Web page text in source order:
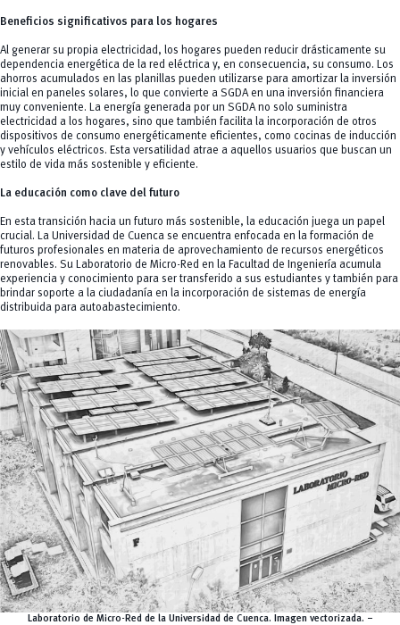
Beneficios significativos para los hogares
Al generar su propia electricidad, los hogares pueden reducir drásticamente su
dependencia energética de la red eléctrica y, en consecuencia, su consumo. Los
ahorros acumulados en las planillas pueden utilizarse para amortizar la inversión
inicial en paneles solares, lo que convierte a SGDA en una inversión financiera
muy conveniente. La energía generada por un SGDA no solo suministra
electricidad a los hogares, sino que también facilita la incorporación de otros
dispositivos de consumo energéticamente eficientes, como cocinas de inducción
y vehículos eléctricos. Esta versatilidad atrae a aquellos usuarios que buscan un
estilo de vida más sostenible y eficiente.
La educación como clave del futuro
En esta transición hacia un futuro más sostenible, la educación juega un papel
crucial. La Universidad de Cuenca se encuentra enfocada en la formación de
futuros profesionales en materia de aprovechamiento de recursos energéticos
renovables. Su Laboratorio de Micro-Red en la Facultad de Ingeniería acumula
experiencia y conocimiento para ser transferido a sus estudiantes y también para
brindar soporte a la ciudadanía en la incorporación de sistemas de energía
distribuida para autoabastecimiento.
Laboratorio de Micro-Red de la Universidad de Cuenca. Imagen vectorizada. –